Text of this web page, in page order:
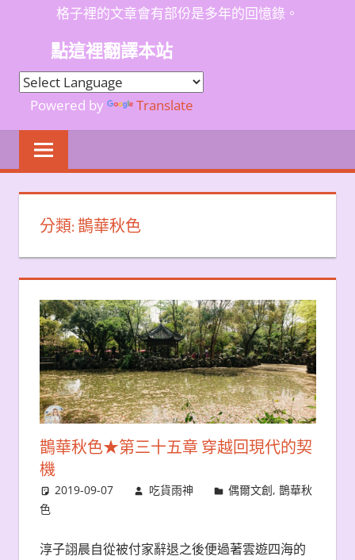
格子裡的文章會有部份是多年的回憶錄。
點這裡翻譯本站
Powered by Translate
分類:鵲華秋色
鵲華秋色★第三十五章 穿越回現代的契
機
2019-09-07 吃貨雨神 偶爾文創,鵲華秋
色
淳子詡晨自從被付家辭退之後便過著雲遊四海的